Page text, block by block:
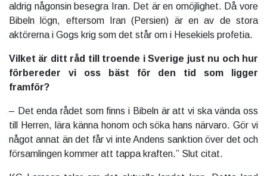
aldrig någonsin besegra Iran. Det är en omöjlighet. Då vore
Bibeln lögn, eftersom Iran (Persien) är en av de stora
aktörerna i Gogs krig som det står om i Hesekiels profetia.
Vilket är ditt råd till troende i Sverige just nu och hur
förbereder vi oss bäst för den tid som ligger
framför?
– Det enda rådet som finns i Bibeln är att vi ska vända oss
till Herren, lära känna honom och söka hans närvaro. Gör vi
något annat än det får vi inte Andens sanktion över det och
församlingen kommer att tappa kraften.” Slut citat.